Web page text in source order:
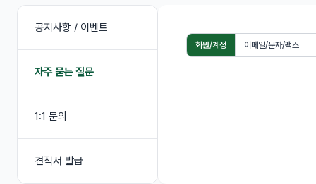
공지사항 / 이벤트
자주 묻는 질문
1:1 문의
견적서 발급
회원/계정 이메일/문자/팩스